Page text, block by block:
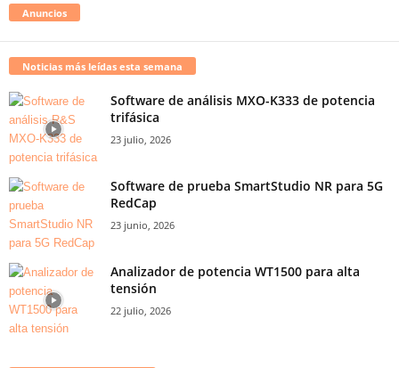
Anuncios
Noticias más leídas esta semana
Software de análisis MXO-K333 de potencia
trifásica
23 julio, 2026
Software de prueba SmartStudio NR para 5G
RedCap
23 junio, 2026
Analizador de potencia WT1500 para alta
tensión
22 julio, 2026